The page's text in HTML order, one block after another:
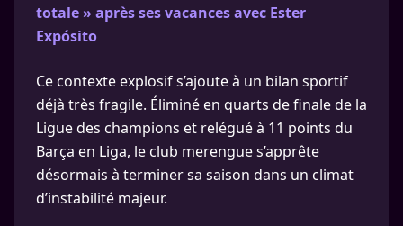
totale » après ses vacances avec Ester
Expósito
Ce contexte explosif s’ajoute à un bilan sportif
déjà très fragile. Éliminé en quarts de finale de la
Ligue des champions et relégué à 11 points du
Barça en Liga, le club merengue s’apprête
désormais à terminer sa saison dans un climat
d’instabilité majeur.